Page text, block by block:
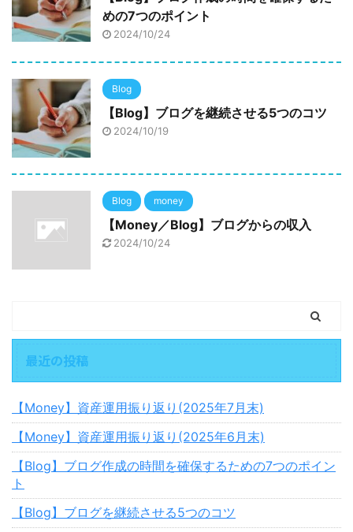
めの7つのポイント
2024/10/24
Blog
【Blog】ブログを継続させる5つのコツ
2024/10/19
Blog money
【Money／Blog】ブログからの収入
2024/10/24
最近の投稿
【Money】資産運用振り返り(2025年7月末)
【Money】資産運用振り返り(2025年6月末)
【Blog】ブログ作成の時間を確保するための7つのポイン
ト
【Blog】ブログを継続させる5つのコツ